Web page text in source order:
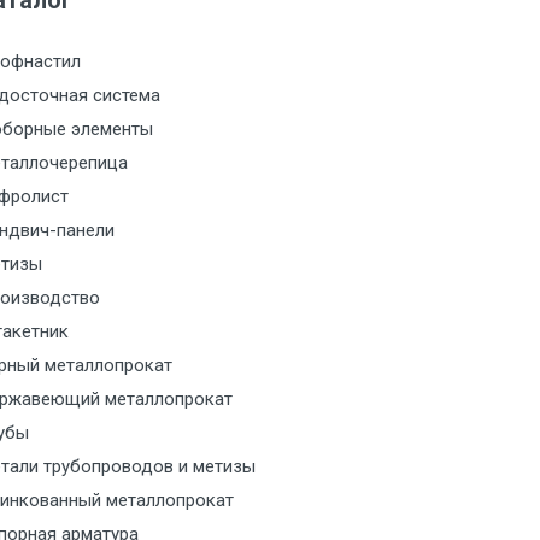
за МКАД
за МКАД
за МКАД
за МКАД
с транспортным
с транспортным
система
элементы
панели
металлопрокат
металлопрокат
трубопроводов и метизы
металлопрокат
арматура